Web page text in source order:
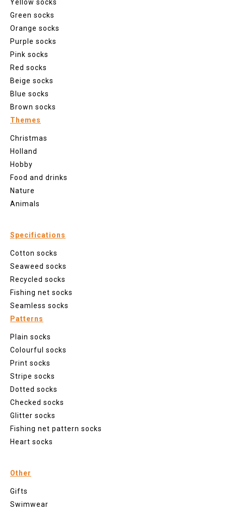
Yellow socks
Green socks
Orange socks
Purple socks
Pink socks
Red socks
Beige socks
Blue socks
Brown socks
Themes
Christmas
Holland
Hobby
Food and drinks
Nature
Animals
Specifications
Cotton socks
Seaweed socks
Recycled socks
Fishing net socks
Seamless socks
Patterns
Plain socks
Colourful socks
Print socks
Stripe socks
Dotted socks
Checked socks
Glitter socks
Fishing net pattern socks
Heart socks
Other
Gifts
Swimwear